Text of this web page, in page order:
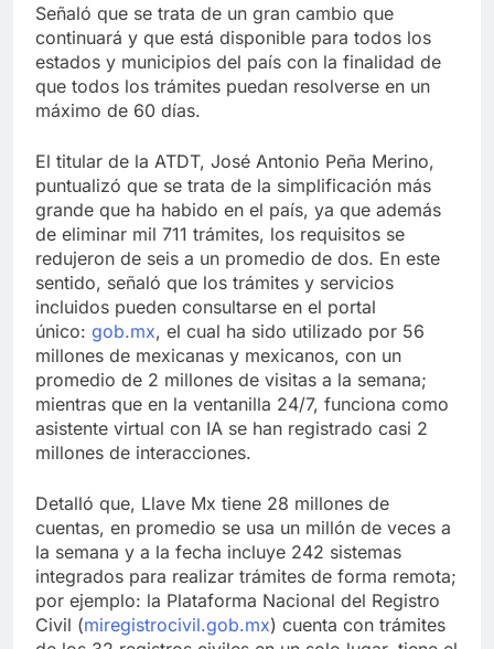
Señaló que se trata de un gran cambio que
continuará y que está disponible para todos los
estados y municipios del país con la finalidad de
que todos los trámites puedan resolverse en un
máximo de 60 días.
El titular de la ATDT, José Antonio Peña Merino,
puntualizó que se trata de la simplificación más
grande que ha habido en el país, ya que además
de eliminar mil 711 trámites, los requisitos se
redujeron de seis a un promedio de dos. En este
sentido, señaló que los trámites y servicios
incluidos pueden consultarse en el portal
único: gob.mx, el cual ha sido utilizado por 56
millones de mexicanas y mexicanos, con un
promedio de 2 millones de visitas a la semana;
mientras que en la ventanilla 24/7, funciona como
asistente virtual con IA se han registrado casi 2
millones de interacciones.
Detalló que, Llave Mx tiene 28 millones de
cuentas, en promedio se usa un millón de veces a
la semana y a la fecha incluye 242 sistemas
integrados para realizar trámites de forma remota;
por ejemplo: la Plataforma Nacional del Registro
Civil (miregistrocivil.gob.mx) cuenta con trámites